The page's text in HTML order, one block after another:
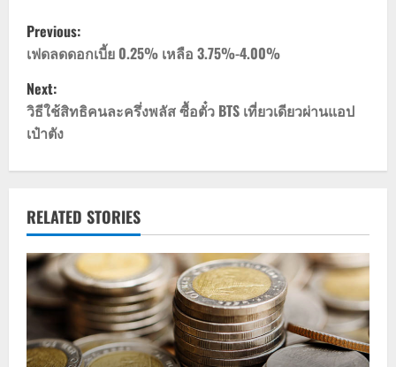
P
o
s
t
n
a
v
i
g
a
Previous:
เฟดลดดอกเบี้ย 0.25% เหลือ 3.75%-4.00%
Next:
วิธีใช้สิทธิคนละครึ่งพลัส ซื้อตั๋ว BTS เที่ยวเดียวผ่านแอป
เป๋าตัง
RELATED STORIES